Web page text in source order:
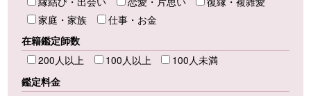
家庭・家族
仕事・お金
在籍鑑定師数
200人以上
100人以上
100人未満
鑑定料金